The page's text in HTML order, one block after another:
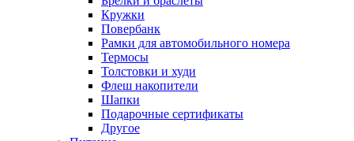
Кружки
Повербанк
Рамки для автомобильного номера
Термосы
Толстовки и худи
Флеш накопители
Шапки
Подарочные сертификаты
Другое